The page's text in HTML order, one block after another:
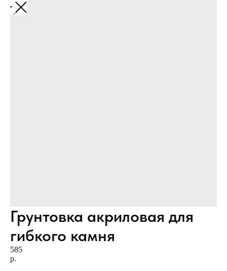
Назад
Грунтовка акриловая для
гибкого камня
585
р.